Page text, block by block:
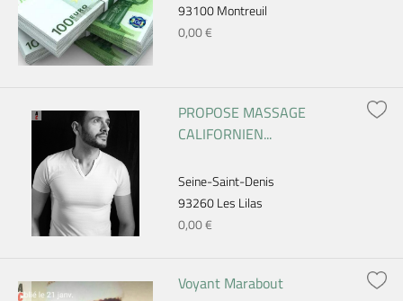
93100 Montreuil
0,00 €
PROPOSE MASSAGE
CALIFORNIEN...
Seine-Saint-Denis
93260 Les Lilas
0,00 €
Voyant Marabout